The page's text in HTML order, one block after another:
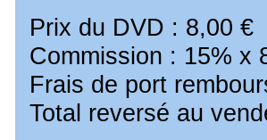
Prix du DVD : 8,00 €
Commission : 15% x
Frais de port
Total reversé au